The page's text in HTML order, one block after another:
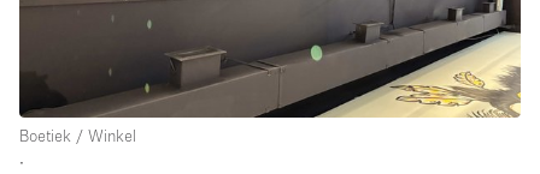
Boetiek / Winkel
∙